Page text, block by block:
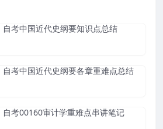
自考中国近代史纲要知识点总结
自考中国近代史纲要各章重难点总结
自考00160审计学重难点串讲笔记